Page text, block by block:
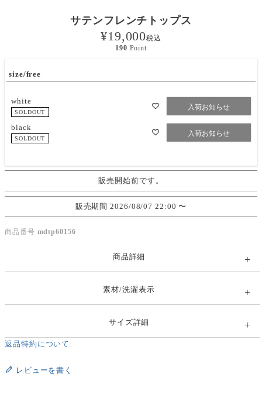
サテンフレンチトップス
¥19,000税込
190 Point
size/free
white
SOLDOUT
入荷お知らせ
black
SOLDOUT
入荷お知らせ
販売開始前です。
販売期間 2026/08/07 22:00〜
商品番号 mdtp60156
商品詳細
素材/洗濯表示
サイズ詳細
返品特約について
レビューを書く